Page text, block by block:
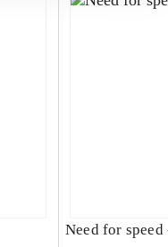
Need for